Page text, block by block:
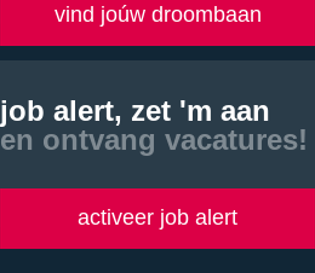
vind joúw droombaan
job alert, zet 'm aan
en ontvang vacatures!
activeer job alert